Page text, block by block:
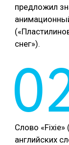
предложил
снег»).
Слово «Fixie»
английских